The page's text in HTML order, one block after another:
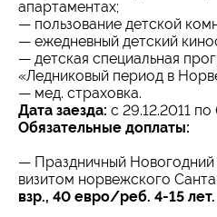
апартаментах;
— пользование детской
— ежедневный детский
— детская специальная
«Ледниковый период в
— мед. страховка.
Дата заезда: с 29.12.2011
Обязательные доплаты:
— Праздничный Новогодний
визитом норвежского
взр., 40 евро/реб. 4-15 лет.